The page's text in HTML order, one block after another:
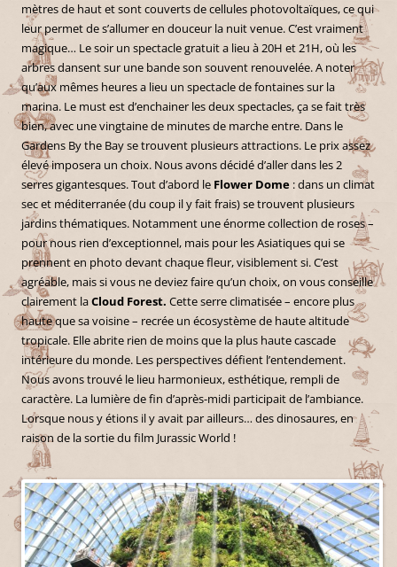
mètres de haut et sont couverts de cellules photovoltaïques, ce qui
leur permet de s’allumer en douceur la nuit venue. C’est vraiment
magique… Le soir un spectacle gratuit a lieu à 20H et 21H, où les
arbres dansent sur une bande son souvent renouvelée. A noter
qu’aux mêmes heures a lieu un spectacle de fontaines sur la
marina. Le must est d’enchainer les deux spectacles, ça se fait très
bien, avec une vingtaine de minutes de marche entre. Dans le
Gardens By the Bay se trouvent plusieurs attractions. Le prix assez
élevé imposera un choix. Nous avons décidé d’aller dans les 2
serres gigantesques. Tout d’abord le Flower Dome : dans un climat
sec et méditerranée (du coup il y fait frais) se trouvent plusieurs
jardins thématiques. Notamment une énorme collection de roses –
pour nous rien d’exceptionnel, mais pour les Asiatiques qui se
prennent en photo devant chaque fleur, visiblement si. C’est
agréable, mais si vous ne deviez faire qu’un choix, on vous conseille
clairement laCloud Forest. Cette serre climatisée – encore plus
haute que sa voisine – recrée un écosystème de haute altitude
tropicale. Elle abrite rien de moins que la plus haute cascade
intérieure du monde. Les perspectives défient l’entendement.
Nous avons trouvé le lieu harmonieux, esthétique, rempli de
caractère. La lumière de fin d’après-midi participait de l’ambiance.
Lorsque nous y étions il y avait par ailleurs… des dinosaures, en
raison de la sortie du film Jurassic World !